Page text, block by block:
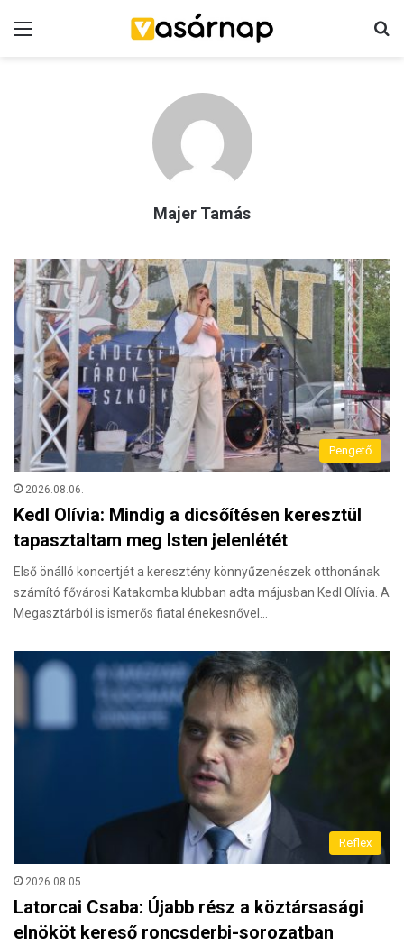
Majer Tamás
Pengető
2026.08.06.
Kedl Olívia: Mindig a dicsőítésen keresztül
tapasztaltam meg Isten jelenlétét
Első önálló koncertjét a keresztény könnyűzenészek otthonának
számító fővárosi Katakomba klubban adta májusban Kedl Olívia. A
Megasztárból is ismerős fiatal énekesnővel…
Reflex
2026.08.05.
Latorcai Csaba: Újabb rész a köztársasági
elnököt kereső roncsderbi-sorozatban